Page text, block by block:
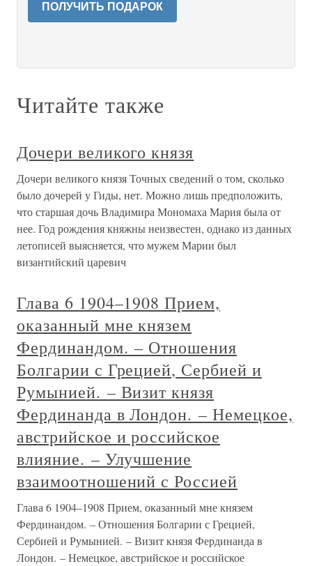
ПОЛУЧИТЬ ПОДАРОК
Читайте также
Дочери великого князя
Дочери великого князя Точных сведений о том, сколько
было дочерей у Гиды, нет. Можно лишь предположить,
что старшая дочь Владимира Мономаха Мария была от
нее. Год рождения княжны неизвестен, однако из данных
летописей выясняется, что мужем Марии был
византийский царевич
Глава 6 1904–1908 Прием,
оказанный мне князем
Фердинандом. – Отношения
Болгарии с Грецией, Сербией и
Румынией. – Визит князя
Фердинанда в Лондон. – Немецкое,
австрийское и российское
влияние. – Улучшение
взаимоотношений с Россией
Глава 6 1904–1908 Прием, оказанный мне князем
Фердинандом. – Отношения Болгарии с Грецией,
Сербией и Румынией. – Визит князя Фердинанда в
Лондон. – Немецкое, австрийское и российское